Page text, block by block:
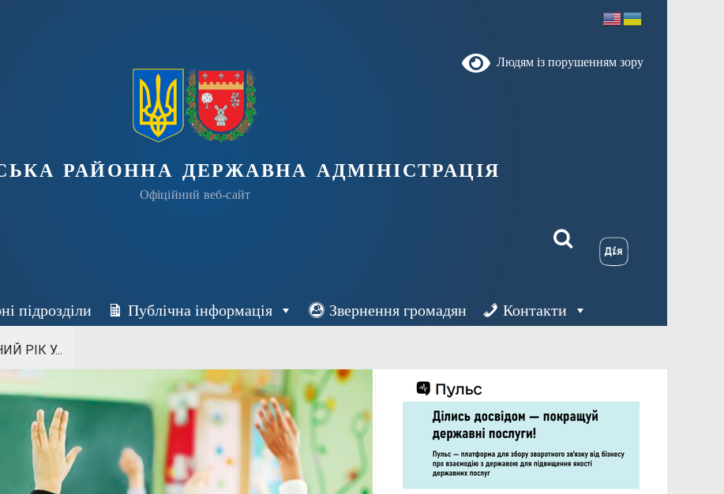
Людям із порушенням зору
районна державна адміністрація
Офіційний веб-сайт
підрозділи Публічна інформація Звернення громадян Контакти
РІК У...